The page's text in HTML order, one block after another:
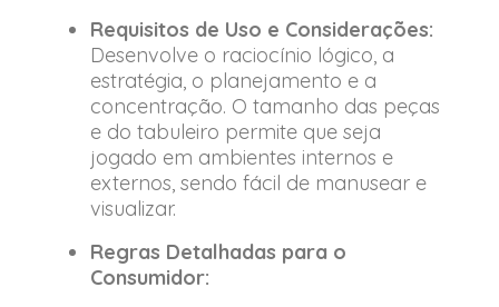
Requisitos de Uso e Considerações:
Desenvolve o raciocínio lógico, a
estratégia, o planejamento e a
concentração. O tamanho das peças
e do tabuleiro permite que seja
jogado em ambientes internos e
externos, sendo fácil de manusear e
visualizar.
Regras Detalhadas para o
Consumidor: